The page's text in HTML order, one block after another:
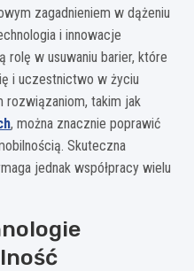
zagadnieniem w dążeniu
i innowacje
w usuwaniu barier, które
i uczestnictwo w życiu
rozwiązaniom, takim jak
, można znacznie poprawić
Skuteczna
jednak współpracy wielu